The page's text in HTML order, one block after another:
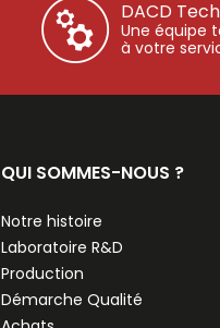
DACD Tech
Une équipe
à votre
QUI SOMMES-NOUS ?
Notre histoire
Laboratoire R&D
Production
Démarche Qualité